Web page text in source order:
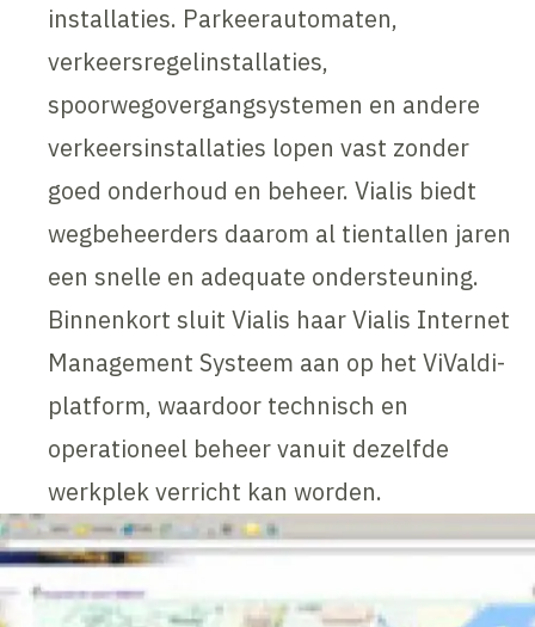
installaties. Parkeerautomaten,
verkeersregelinstallaties,
spoorwegovergangsystemen en andere
verkeersinstallaties lopen vast zonder
goed onderhoud en beheer. Vialis biedt
wegbeheerders daarom al tientallen jaren
een snelle en adequate ondersteuning.
Binnenkort sluit Vialis haar Vialis Internet
Management Systeem aan op het ViValdi-
platform, waardoor technisch en
operationeel beheer vanuit dezelfde
werkplek verricht kan worden.